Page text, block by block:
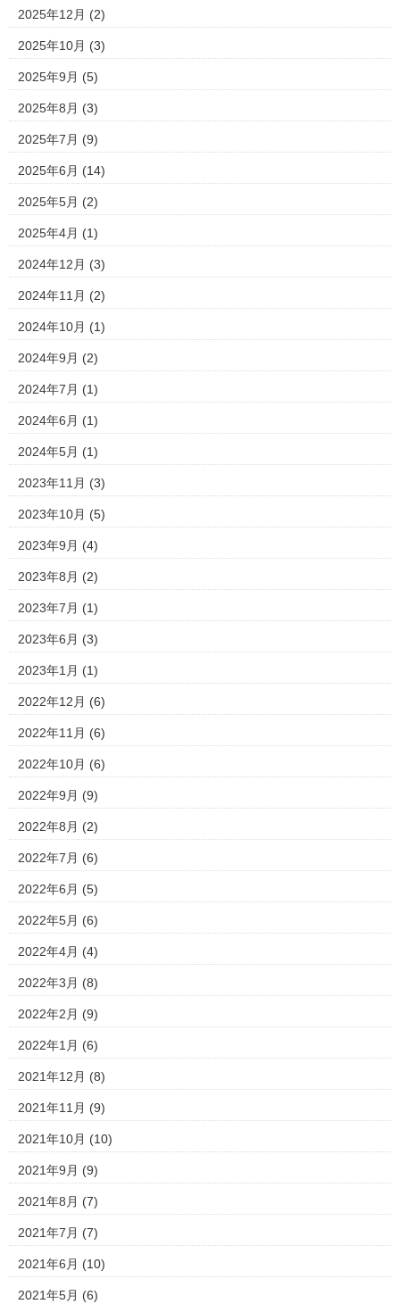
2025年12月 (2)
2025年10月 (3)
2025年9月 (5)
2025年8月 (3)
2025年7月 (9)
2025年6月 (14)
2025年5月 (2)
2025年4月 (1)
2024年12月 (3)
2024年11月 (2)
2024年10月 (1)
2024年9月 (2)
2024年7月 (1)
2024年6月 (1)
2024年5月 (1)
2023年11月 (3)
2023年10月 (5)
2023年9月 (4)
2023年8月 (2)
2023年7月 (1)
2023年6月 (3)
2023年1月 (1)
2022年12月 (6)
2022年11月 (6)
2022年10月 (6)
2022年9月 (9)
2022年8月 (2)
2022年7月 (6)
2022年6月 (5)
2022年5月 (6)
2022年4月 (4)
2022年3月 (8)
2022年2月 (9)
2022年1月 (6)
2021年12月 (8)
2021年11月 (9)
2021年10月 (10)
2021年9月 (9)
2021年8月 (7)
2021年7月 (7)
2021年6月 (10)
2021年5月 (6)